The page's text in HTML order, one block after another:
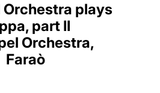
plays
part II
Orchestra,
Faraò